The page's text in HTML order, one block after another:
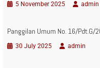
5 November 2025 admin
Panggilan Umum No. 16/Pdt.G/
30 July 2025 admin